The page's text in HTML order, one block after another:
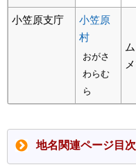
小笠原支庁
小笠原
村
おがさ
わらむ
ら
地名関連ページ目